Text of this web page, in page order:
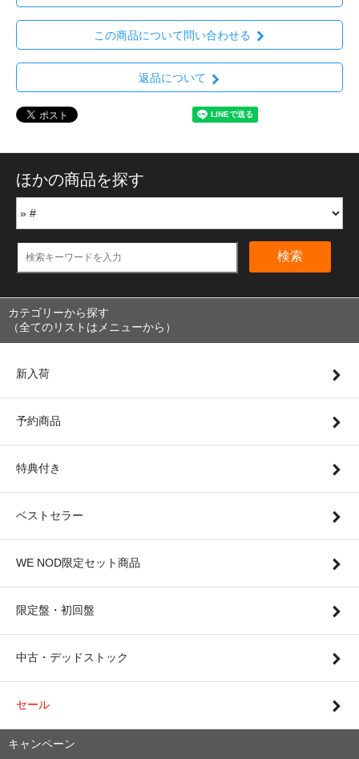
この商品について問い合わせる
返品について
ほかの商品を探す
検索
カテゴリーから探す
（全てのリストはメニューから）
新入荷
予約商品
特典付き
ベストセラー
WE NOD限定セット商品
限定盤・初回盤
中古・デッドストック
セール
キャンペーン